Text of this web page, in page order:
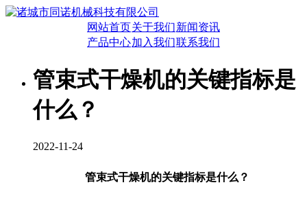
网站首页关于我们新闻资讯
产品中心加入我们联系我们
管束式干燥机的关键指标是
什么？
2022-11-24
管束式干燥机的关键指标是什么？